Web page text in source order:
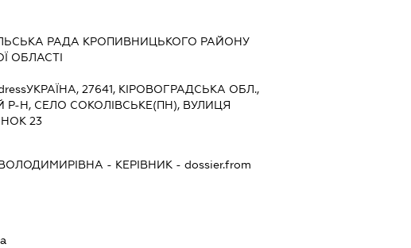
РАДА КРОПИВНИЦЬКОГО РАЙОНУ
ОБЛАСТІ
УКРАЇНА, 27641, КІРОВОГРАДСЬКА ОБЛ.,
Н, СЕЛО СОКОЛІВСЬКЕ(ПН), ВУЛИЦЯ
23
- КЕРІВНИК- dossier.from